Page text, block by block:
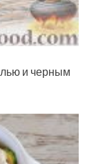
и черным